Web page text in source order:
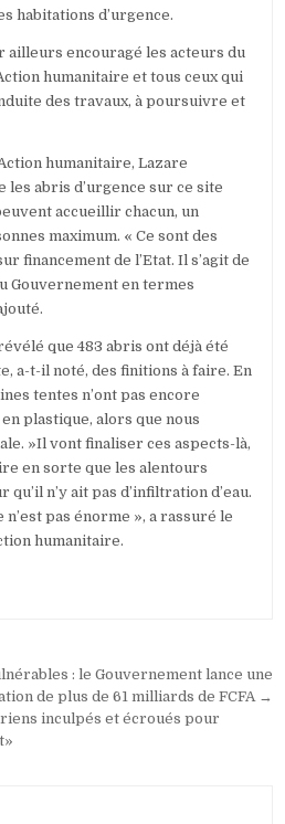
habitations d’urgence.
ailleurs encouragé les acteurs du
humanitaire et tous ceux qui
des travaux, à poursuivre et
humanitaire, Lazare
les abris d’urgence sur ce site
accueillir chacun, un
maximum. « Ce sont des
financement de l’Etat. Il s’agit de
Gouvernement en termes
que 483 abris ont déjà été
a-t-il noté, des finitions à faire. En
tentes n’ont pas encore
plastique, alors que nous
»Il vont finaliser ces aspects-là,
en sorte que les alentours
n’y ait pas d’infiltration d’eau.
pas énorme », a rassuré le
humanitaire.
: le Gouvernement lance une
de plus de 61 milliards de FCFA →
inculpés et écroués pour